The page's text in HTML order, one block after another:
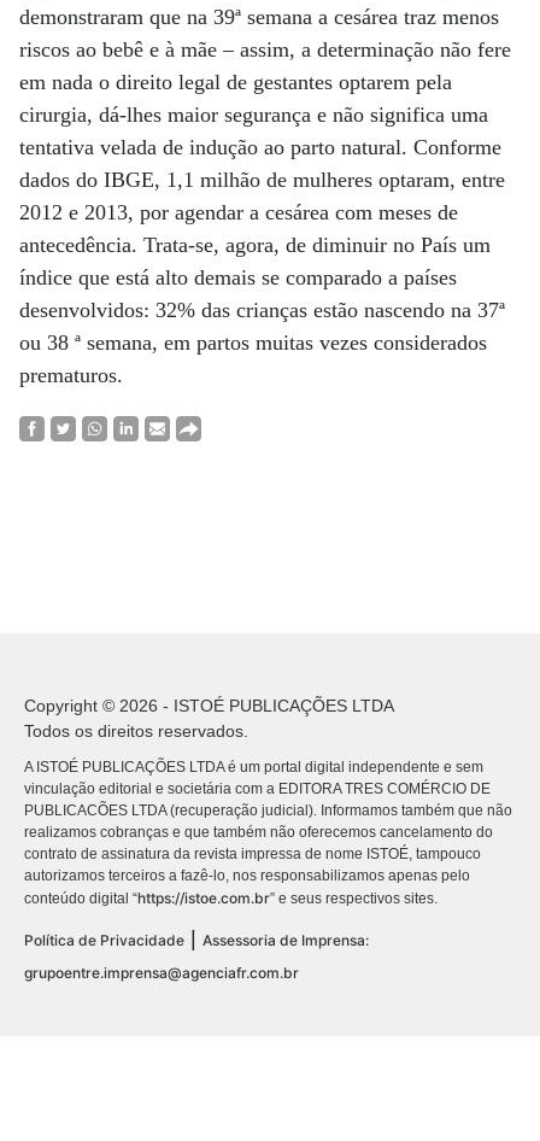
demonstraram que na 39ª semana a cesárea traz menos
riscos ao bebê e à mãe – assim, a determinação não fere
em nada o direito legal de gestantes optarem pela
cirurgia, dá-lhes maior segurança e não significa uma
tentativa velada de indução ao parto natural. Conforme
dados do IBGE, 1,1 milhão de mulheres optaram, entre
2012 e 2013, por agendar a cesárea com meses de
antecedência. Trata-se, agora, de diminuir no País um
índice que está alto demais se comparado a países
desenvolvidos: 32% das crianças estão nascendo na 37ª
ou 38 ª semana, em partos muitas vezes considerados
prematuros.
Copyright © 2026 - ISTOÉ PUBLICAÇÕES LTDA
Todos os direitos reservados.
A ISTOÉ PUBLICAÇÕES LTDA é um portal digital independente e sem
vinculação editorial e societária com a EDITORA TRES COMÉRCIO DE
PUBLICACÕES LTDA (recuperação judicial). Informamos também que não
realizamos cobranças e que também não oferecemos cancelamento do
contrato de assinatura da revista impressa de nome ISTOÉ, tampouco
autorizamos terceiros a fazê-lo, nos responsabilizamos apenas pelo
conteúdo digital “https://istoe.com.br” e seus respectivos sites.
Política de Privacidade
Assessoria de Imprensa:
grupoentre.imprensa@agenciafr.com.br